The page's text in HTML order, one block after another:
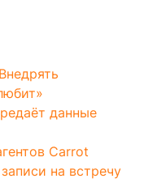
данные
Carrot
на встречу